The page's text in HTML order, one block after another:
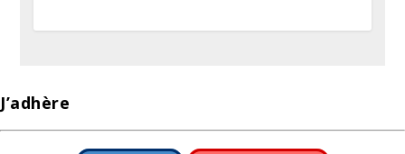
J’adhère